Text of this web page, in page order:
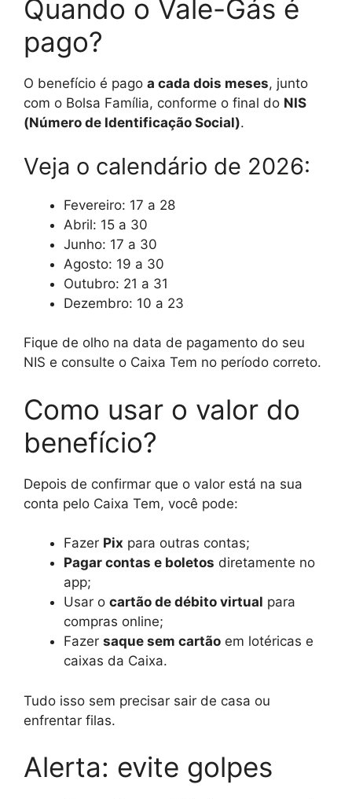
Quando o Vale-Gás é
pago?
O benefício é pago a cada dois meses, junto
com o Bolsa Família, conforme o final do NIS
(Número de Identificação Social).
Veja o calendário de 2026:
Fevereiro: 17 a 28
Abril: 15 a 30
Junho: 17 a 30
Agosto: 19 a 30
Outubro: 21 a 31
Dezembro: 10 a 23
Fique de olho na data de pagamento do seu
NIS e consulte o Caixa Tem no período correto.
Como usar o valor do
benefício?
Depois de confirmar que o valor está na sua
conta pelo Caixa Tem, você pode:
Fazer Pix para outras contas;
Pagar contas e boletos diretamente no
app;
Usar o cartão de débito virtual para
compras online;
Fazer saque sem cartão em lotéricas e
caixas da Caixa.
Tudo isso sem precisar sair de casa ou
enfrentar filas.
Alerta: evite golpes